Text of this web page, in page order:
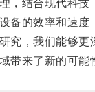
结合现代科技
的效率和速度
，我们能够更
来了新的可能